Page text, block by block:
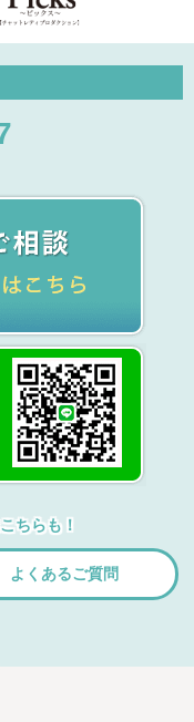
ちらも！
よくあるご質問